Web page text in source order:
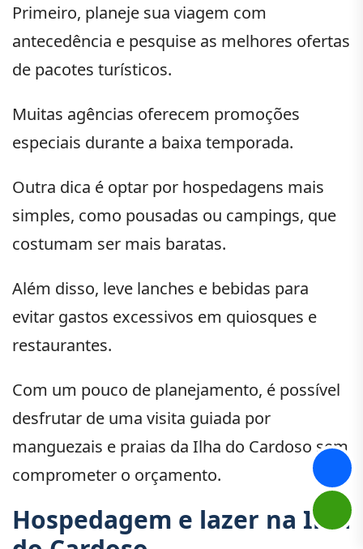
Primeiro, planeje sua viagem com
antecedência e pesquise as melhores ofertas
de pacotes turísticos.
Muitas agências oferecem promoções
especiais durante a baixa temporada.
Outra dica é optar por hospedagens mais
simples, como pousadas ou campings, que
costumam ser mais baratas.
Além disso, leve lanches e bebidas para
evitar gastos excessivos em quiosques e
restaurantes.
Com um pouco de planejamento, é possível
desfrutar de uma visita guiada por
manguezais e praias da Ilha do Cardoso sem
comprometer o orçamento.
Hospedagem e lazer na Ilha